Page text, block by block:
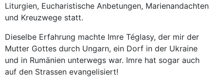
Liturgien, Eucharistische Anbetungen, Marienandachten
und Kreuzwege statt.
Dieselbe Erfahrung machte Imre Téglasy, der mir der
Mutter Gottes durch Ungarn, ein Dorf in der Ukraine
und in Rumänien unterwegs war. Imre hat sogar auch
auf den Strassen evangelisiert!